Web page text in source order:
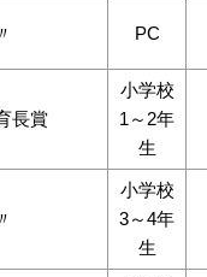
〃 PC
長賞
小学校
1～2年
生
〃
小学校
3～4年
生